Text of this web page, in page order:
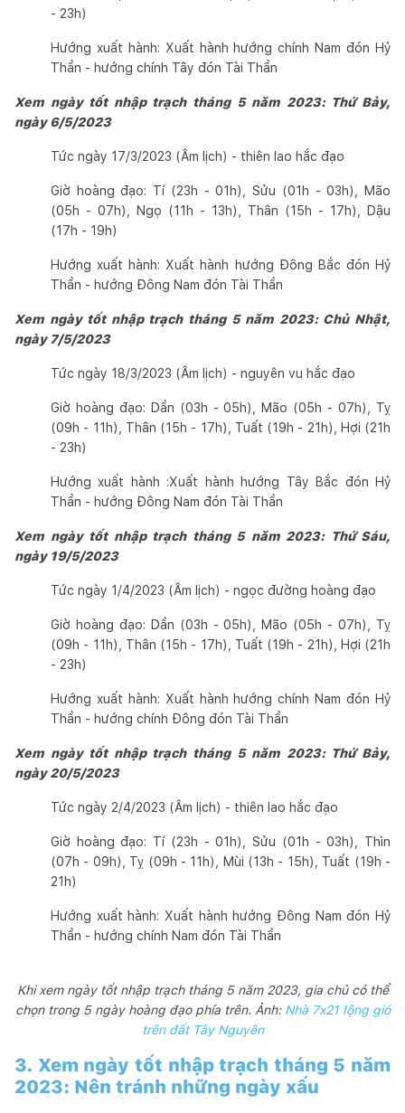
- 23h)
Hướng xuất hành: Xuất hành hướng chính Nam đón Hỷ
Thần - hướng chính Tây đón Tài Thần
Xem ngày tốt nhập trạch tháng 5 năm 2023: Thứ Bảy,
ngày 6/5/2023
Tức ngày 17/3/2023 (Âm lịch) - thiên lao hắc đạo
Giờ hoàng đạo: Tí (23h - 01h), Sửu (01h - 03h), Mão
(05h - 07h), Ngọ (11h - 13h), Thân (15h - 17h), Dậu
(17h - 19h)
Hướng xuất hành: Xuất hành hướng Đông Bắc đón Hỷ
Thần - hướng Đông Nam đón Tài Thần
Xem ngày tốt nhập trạch tháng 5 năm 2023: Chủ Nhật,
ngày 7/5/2023
Tức ngày 18/3/2023 (Âm lịch) - nguyên vu hắc đạo
Giờ hoàng đạo: Dần (03h - 05h), Mão (05h - 07h), Tỵ
(09h - 11h), Thân (15h - 17h), Tuất (19h - 21h), Hợi (21h
- 23h)
Hướng xuất hành :Xuất hành hướng Tây Bắc đón Hỷ
Thần - hướng Đông Nam đón Tài Thần
Xem ngày tốt nhập trạch tháng 5 năm 2023: Thứ Sáu,
ngày 19/5/2023
Tức ngày 1/4/2023 (Âm lịch) - ngọc đường hoàng đạo
Giờ hoàng đạo: Dần (03h - 05h), Mão (05h - 07h), Tỵ
(09h - 11h), Thân (15h - 17h), Tuất (19h - 21h), Hợi (21h
- 23h)
Hướng xuất hành: Xuất hành hướng chính Nam đón Hỷ
Thần - hướng chính Đông đón Tài Thần
Xem ngày tốt nhập trạch tháng 5 năm 2023: Thứ Bảy,
ngày 20/5/2023
Tức ngày 2/4/2023 (Âm lịch) - thiên lao hắc đạo
Giờ hoàng đạo: Tí (23h - 01h), Sửu (01h - 03h), Thìn
(07h - 09h), Tỵ (09h - 11h), Mùi (13h - 15h), Tuất (19h -
21h)
Hướng xuất hành: Xuất hành hướng Đông Nam đón Hỷ
Thần - hướng chính Nam đón Tài Thần
Khi xem ngày tốt nhập trạch tháng 5 năm 2023, gia chủ có thể
chọn trong 5 ngày hoàng đạo phía trên. Ảnh: Nhà 7x21 lộng gió
trên đất Tây Nguyên
3. Xem ngày tốt nhập trạch tháng 5 năm
2023: Nên tránh những ngày xấu